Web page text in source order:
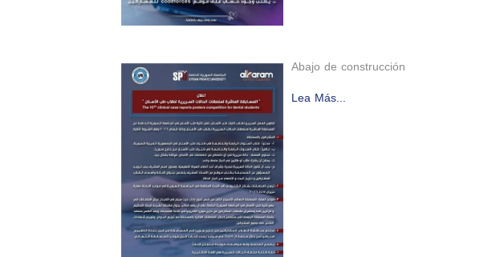
Abajo de construcción
Lea Más...